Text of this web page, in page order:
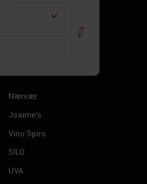
Nærvær
Joanne's
Vino Spiro
SILO
UVA